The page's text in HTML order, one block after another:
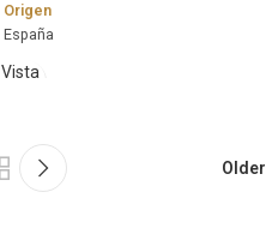
Origen
España
Marca
Helles Bock
Graduación Alcohólica
Vista
Older